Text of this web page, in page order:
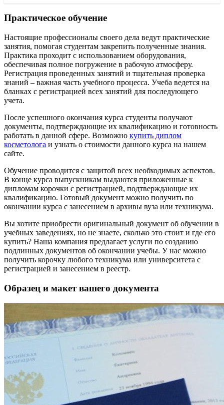
Практическое обучение
Настоящие профессионалы своего дела ведут практические
занятия, помогая студентам закрепить полученные знания.
Практика проходит с использованием оборудования,
обеспечивая полное погружение в рабочую атмосферу.
Регистрация проведенных занятий и тщательная проверка
знаний – важная часть учебного процесса. Учеба ведется на
бланках с регистрацией всех занятий для последующего
учета.
После успешного окончания курса студенты получают
документы, подтверждающие их квалификацию и готовность
работать в данной сфере. Возможно купить диплом
косметолога и узнать о стоимости данного курса на нашем
сайте.
Обучение проводится с защитой всех необходимых аспектов.
В конце курса выпускникам выдаются приложенные к
дипломам корочки с регистрацией, подтверждающие их
квалификацию. Готовый документ можно получить по
окончании курса с занесением в архивы вуза или техникума.
Вы хотите приобрести оригинальный документ об обучении в
учебных заведениях, но не знаете, сколько это стоит и где его
купить? Наша компания предлагает услуги по созданию
подлинных документов об окончании учебы. У нас можно
получить корочку любого техникума или университета с
регистрацией и занесением в реестр.
Образец и макет вашего документа